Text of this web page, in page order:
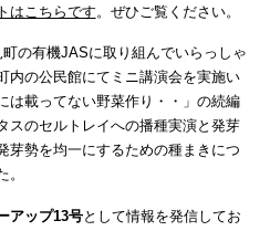
はこちらです。ぜひご覧ください。
の有機JASに取り組んでいらっしゃ
内の公民館にてミニ講演会を実施い
は載ってない野菜作り・・」の続編
スのセルトレイへの播種実演と発芽
芽勢を均一にするための種まきにつ
アップ13号として情報を発信してお